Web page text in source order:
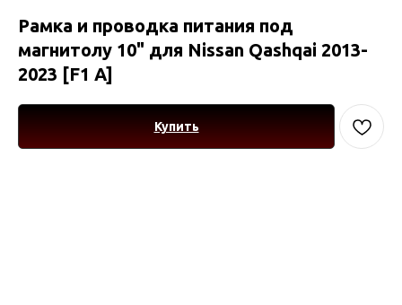
Рамка и проводка питания под
магнитолу 10" для Nissan Qashqai 2013-
2023 [F1 A]
Купить